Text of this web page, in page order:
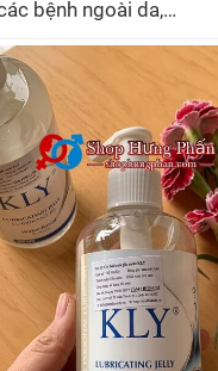
bệnh ngoài da,…